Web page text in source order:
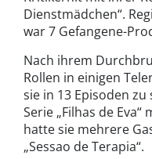
Dienstmädchen“.
war 7 Gefangene-
Nach ihrem
Rollen in einigen
sie in 13 Episoden
Serie „Filhas de
hatte sie mehrere
„Sessao de Terapia“.